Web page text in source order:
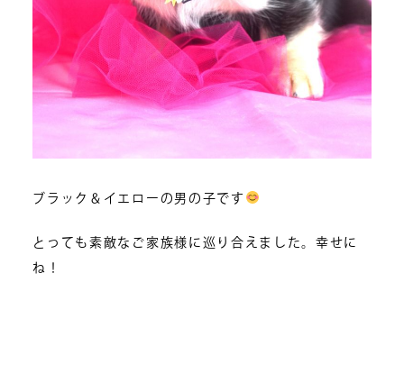
ブラック＆イエローの男の子です
とっても素敵なご家族様に巡り合えました。幸せに
ね！